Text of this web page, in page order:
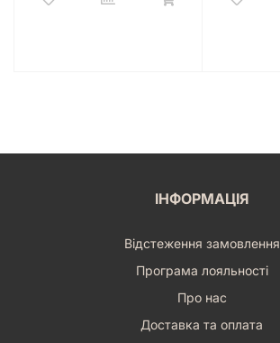
ІНФОРМАЦІЯ
Відстеження замовлення
Програма лояльності
Про нас
Доставка та оплата